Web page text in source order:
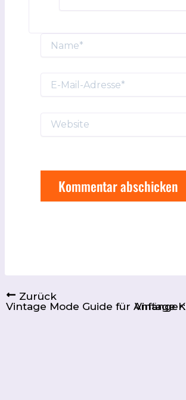
Mail-
Website
Zurück
Vintage Mode Guide für Vintage